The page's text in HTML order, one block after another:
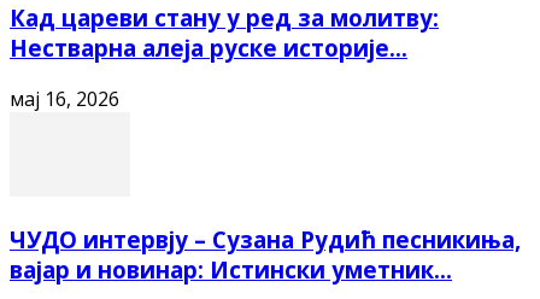
Кад цареви стану у ред за молитву:
Нестварна алеја руске историје...
мај 16, 2026
ЧУДО интервју – Сузана Рудић песникиња,
вајар и новинар: Истински уметник...